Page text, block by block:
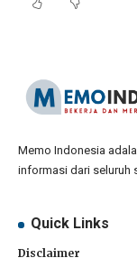
Memo Indonesia
informasi dari seluruh
Quick Links
Disclaimer